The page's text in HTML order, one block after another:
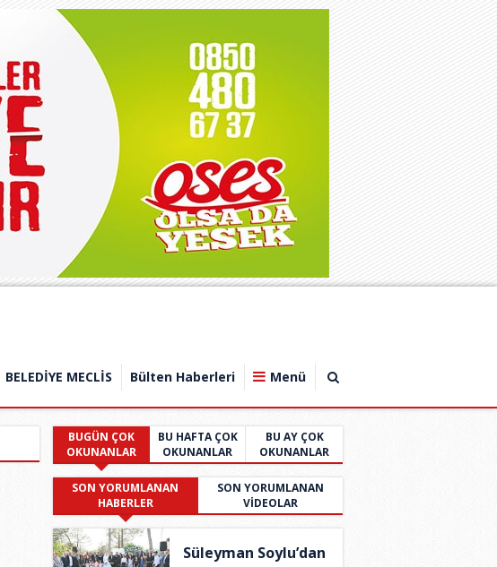
BELEDİYE MECLİS Bülten Haberleri Menü
BUGÜN ÇOK
OKUNANLAR
BU HAFTA ÇOK
OKUNANLAR
BU AY ÇOK
OKUNANLAR
SON YORUMLANAN
HABERLER
SON YORUMLANAN
VİDEOLAR
Süleyman Soylu’dan